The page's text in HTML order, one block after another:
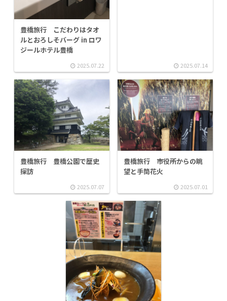
豊橋旅行 こだわりはタオ
ルとおろしそバーグ in ロワ
ジールホテル豊橋
2025.07.22 2025.07.14
豊橋旅行 豊橋公園で歴史
探訪
2025.07.07
豊橋旅行 市役所からの眺
望と手筒花火
2025.07.01